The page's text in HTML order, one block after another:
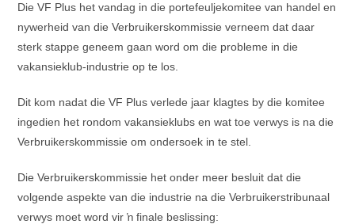
Die VF Plus het vandag in die portefeuljekomitee van handel en
nywerheid van die Verbruikerskommissie verneem dat daar
sterk stappe geneem gaan word om die probleme in die
vakansieklub-industrie op te los.
Dit kom nadat die VF Plus verlede jaar klagtes by die komitee
ingedien het rondom vakansieklubs en wat toe verwys is na die
Verbruikerskommissie om ondersoek in te stel.
Die Verbruikerskommissie het onder meer besluit dat die
volgende aspekte van die industrie na die Verbruikerstribunaal
verwys moet word vir ŉ finale beslissing: